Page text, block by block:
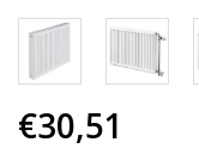
€30,51